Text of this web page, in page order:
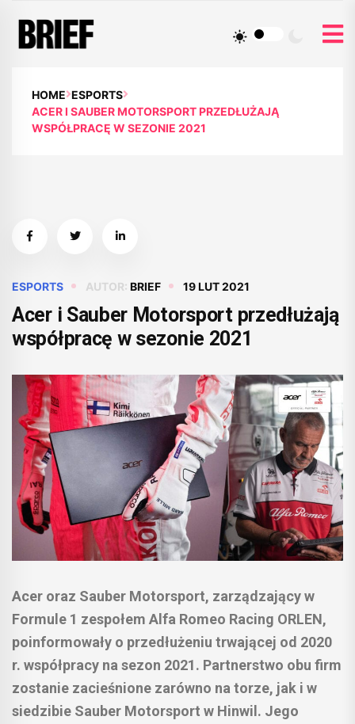
HOME ESPORTS
ACER I SAUBER MOTORSPORT PRZEDŁUŻAJĄ
WSPÓŁPRACĘ W SEZONIE 2021
ESPORTS AUTOR: BRIEF 19 LUT 2021
Acer i Sauber Motorsport przedłużają
współpracę w sezonie 2021
Acer oraz Sauber Motorsport, zarządzający w
Formule 1 zespołem Alfa Romeo Racing ORLEN,
poinformowały o przedłużeniu trwającej od 2020
r. współpracy na sezon 2021. Partnerstwo obu firm
zostanie zacieśnione zarówno na torze, jak i w
siedzibie Sauber Motorsport w Hinwil. Jego